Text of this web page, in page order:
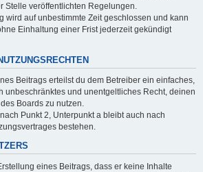
Stelle veröffentlichten Regelungen.
wird auf unbestimmte Zeit geschlossen und kann
Einhaltung einer Frist jederzeit gekündigt
Beitrags erteilst du dem Betreiber ein einfaches,
unbeschränktes und unentgeltliches Recht, deinen
Boards zu nutzen.
Punkt 2, Unterpunkt a bleibt auch nach
bestehen.
eines Beitrags, dass er keine Inhalte